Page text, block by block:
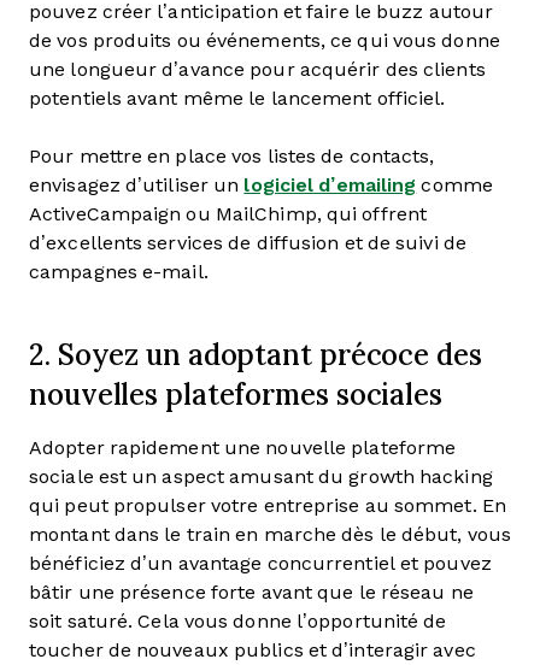
pouvez créer l’anticipation et faire le buzz autour
de vos produits ou événements, ce qui vous donne
une longueur d’avance pour acquérir des clients
potentiels avant même le lancement officiel.
Pour mettre en place vos listes de contacts,
envisagez d’utiliser un logiciel d’emailing comme
ActiveCampaign ou MailChimp, qui offrent
d’excellents services de diffusion et de suivi de
campagnes e-mail.
2. Soyez un adoptant précoce des
nouvelles plateformes sociales
Adopter rapidement une nouvelle plateforme
sociale est un aspect amusant du growth hacking
qui peut propulser votre entreprise au sommet. En
montant dans le train en marche dès le début, vous
bénéficiez d’un avantage concurrentiel et pouvez
bâtir une présence forte avant que le réseau ne
soit saturé. Cela vous donne l’opportunité de
toucher de nouveaux publics et d’interagir avec